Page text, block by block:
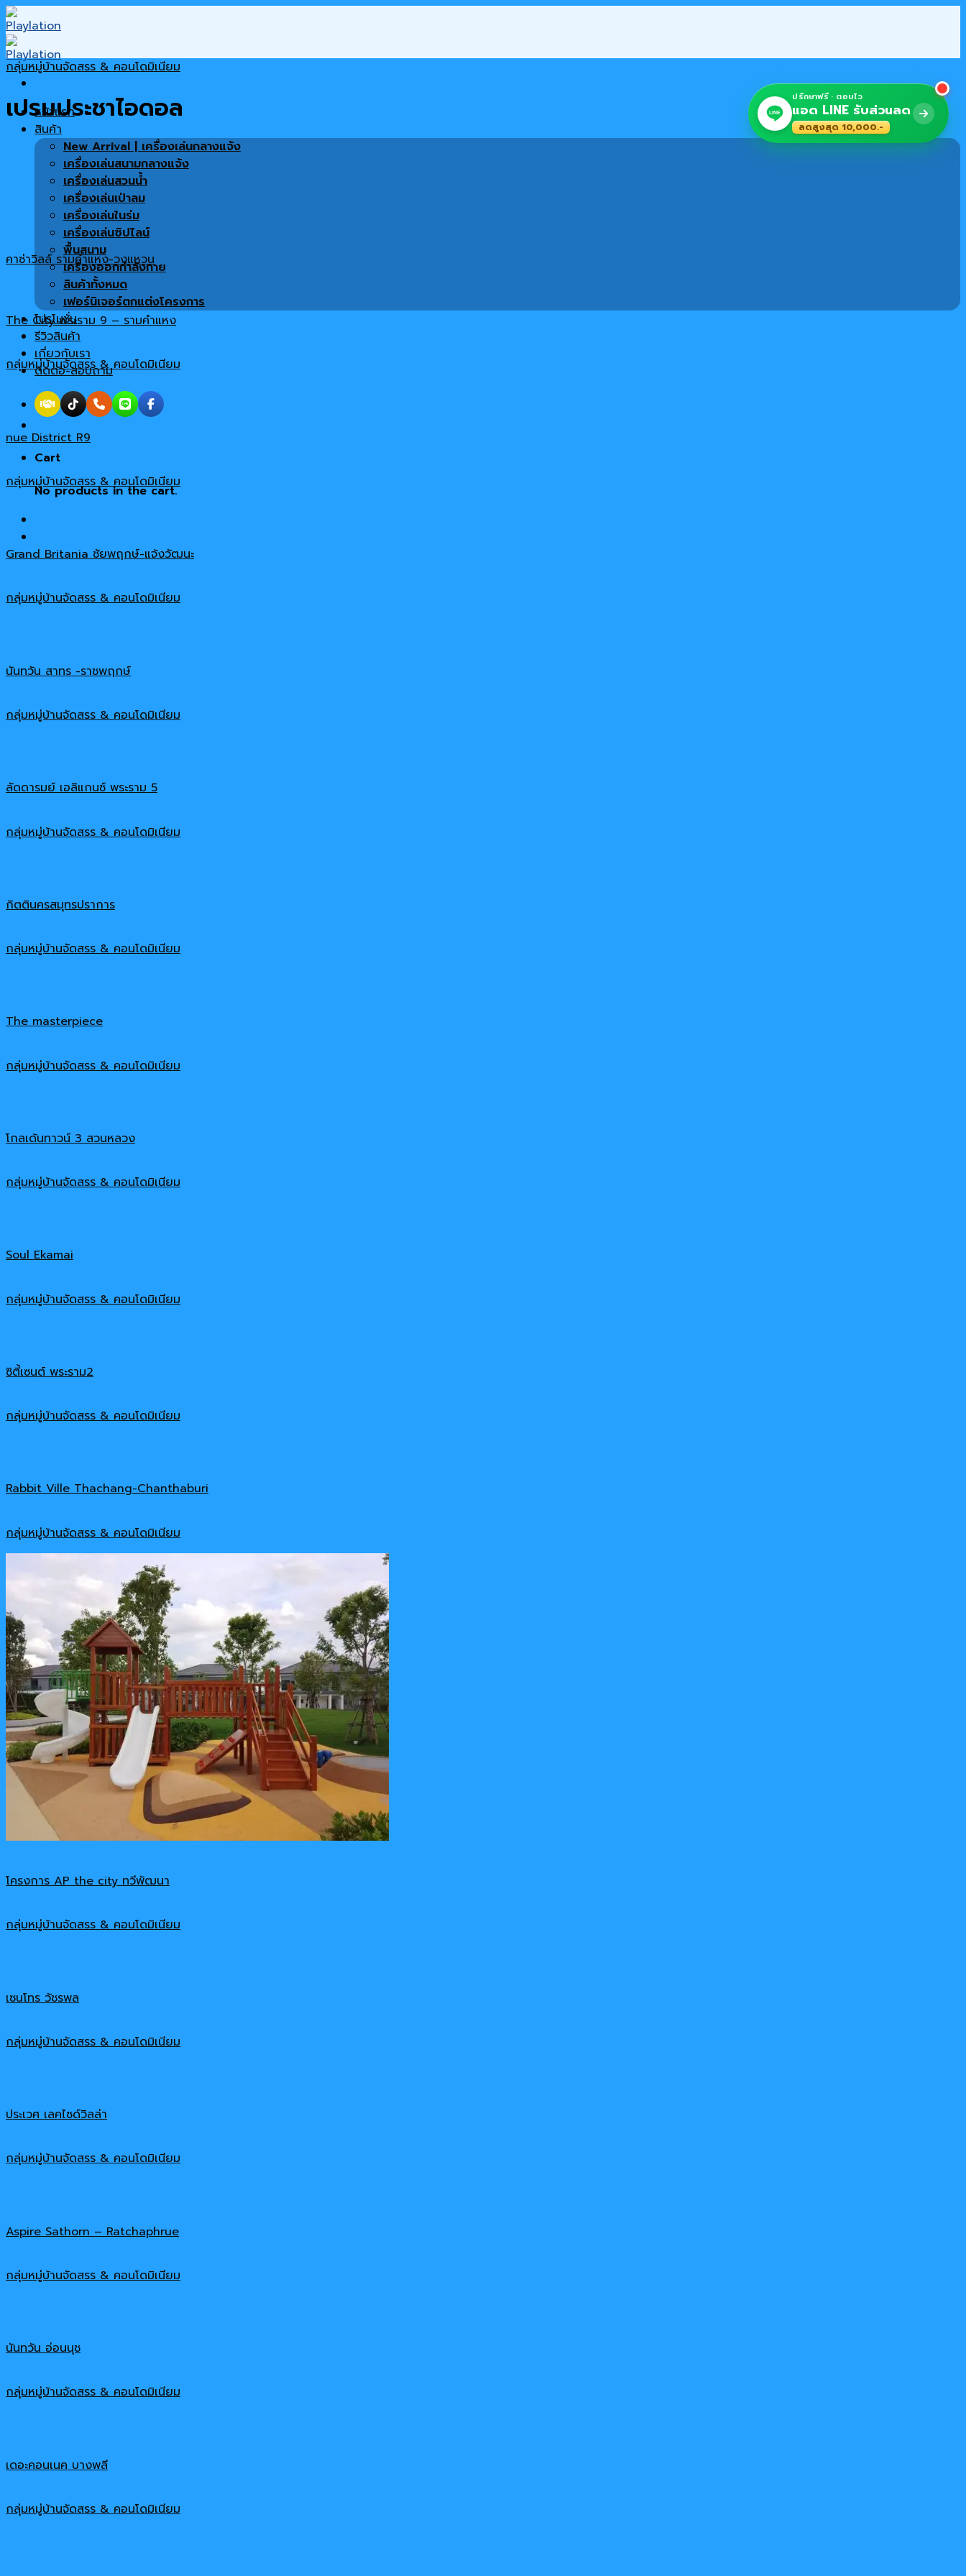
Skip
to
content
หน้าแรก
สินค้า
New Arrival | เครื่องเล่นกลางแจ้ง
เครื่องเล่นสนามกลางแจ้ง
เครื่องเล่นสวนน้ำ
เครื่องเล่นเป่าลม
เครื่องเล่นในร่ม
เครื่องเล่นซิปไลน์
พื้นสนาม
เครื่องออกกำลังกาย
สินค้าทั้งหมด
เฟอร์นิเจอร์ตกแต่งโครงการ
โปรโมชั่น
รีวิวสินค้า
เกี่ยวกับเรา
ติดต่อ-สอบถาม
Cart
No products in the cart.
กลุ่มหมู่บ้านจัดสรร & คอนโดมิเนียม
เปรมประชาไอดอล
คาซ่าวิลล์ รามคำแหง-วงแหวน
The City พระราม 9 – รามคำแหง
กลุ่มหมู่บ้านจัดสรร & คอนโดมิเนียม
nue District R9
กลุ่มหมู่บ้านจัดสรร & คอนโดมิเนียม
Grand Britania ชัยพฤกษ์-แจ้งวัฒนะ
กลุ่มหมู่บ้านจัดสรร & คอนโดมิเนียม
นันทวัน สาทร -ราชพฤกษ์
กลุ่มหมู่บ้านจัดสรร & คอนโดมิเนียม
ลัดดารมย์ เอลิแกนซ์ พระราม 5
กลุ่มหมู่บ้านจัดสรร & คอนโดมิเนียม
กิตตินครสมุทรปราการ
กลุ่มหมู่บ้านจัดสรร & คอนโดมิเนียม
The masterpiece
กลุ่มหมู่บ้านจัดสรร & คอนโดมิเนียม
โกลเด้นทาวน์ 3 สวนหลวง
กลุ่มหมู่บ้านจัดสรร & คอนโดมิเนียม
Soul Ekamai
กลุ่มหมู่บ้านจัดสรร & คอนโดมิเนียม
ซิตี้เซนต์ พระราม2
กลุ่มหมู่บ้านจัดสรร & คอนโดมิเนียม
Rabbit Ville Thachang-Chanthaburi
กลุ่มหมู่บ้านจัดสรร & คอนโดมิเนียม
โครงการ AP the city ทวีพัฒนา
กลุ่มหมู่บ้านจัดสรร & คอนโดมิเนียม
เซนโทร วัชรพล
กลุ่มหมู่บ้านจัดสรร & คอนโดมิเนียม
ประเวศ เลคไซด์วิลล่า
กลุ่มหมู่บ้านจัดสรร & คอนโดมิเนียม
Aspire Sathorn – Ratchaphrue
กลุ่มหมู่บ้านจัดสรร & คอนโดมิเนียม
นันทวัน อ่อนนุช
กลุ่มหมู่บ้านจัดสรร & คอนโดมิเนียม
เดอะคอนเนค บางพลี
กลุ่มหมู่บ้านจัดสรร & คอนโดมิเนียม
LINE
ปรึกษาฟรี · ตอบไว
แอด LINE รับส่วนลด
ลดสูงสุด 10,000.-